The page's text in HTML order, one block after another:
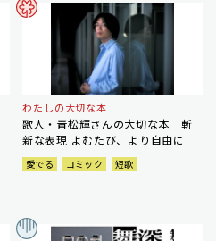
わたしの大切な本
歌人・青松輝さんの大切な本 斬
新な表現 よむたび、より自由に
愛でる コミック 短歌